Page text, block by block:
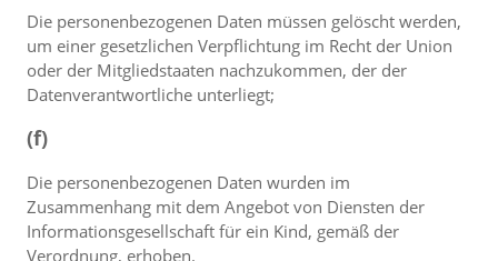
Die personenbezogenen Daten müssen gelöscht werden,
um einer gesetzlichen Verpflichtung im Recht der Union
oder der Mitgliedstaaten nachzukommen, der der
Datenverantwortliche unterliegt;
(f)
Die personenbezogenen Daten wurden im
Zusammenhang mit dem Angebot von Diensten der
Informationsgesellschaft für ein Kind, gemäß der
Verordnung, erhoben.